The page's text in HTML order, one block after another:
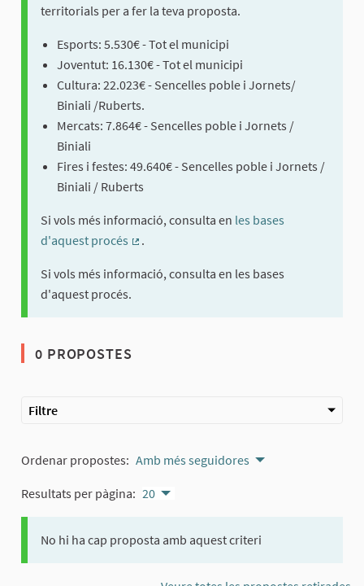
territorials per a fer la teva proposta.
Esports: 5.530€ - Tot el municipi
Joventut: 16.130€ - Tot el municipi
Cultura: 22.023€ - Sencelles poble i Jornets/
Biniali /Ruberts.
Mercats: 7.864€ - Sencelles poble i Jornets /
Biniali
Fires i festes: 49.640€ - Sencelles poble i Jornets /
Biniali / Ruberts
Si vols més informació, consulta en les bases
d'aquest procés
.
Si vols més informació, consulta en les bases
d'aquest procés.
0 PROPOSTES
Filtre
Ordenar propostes: Amb més seguidores
Resultats per pàgina: 20
No hi ha cap proposta amb aquest criteri